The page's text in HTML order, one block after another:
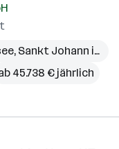
, Sankt Johann im Pongau
45.738 € jährlich